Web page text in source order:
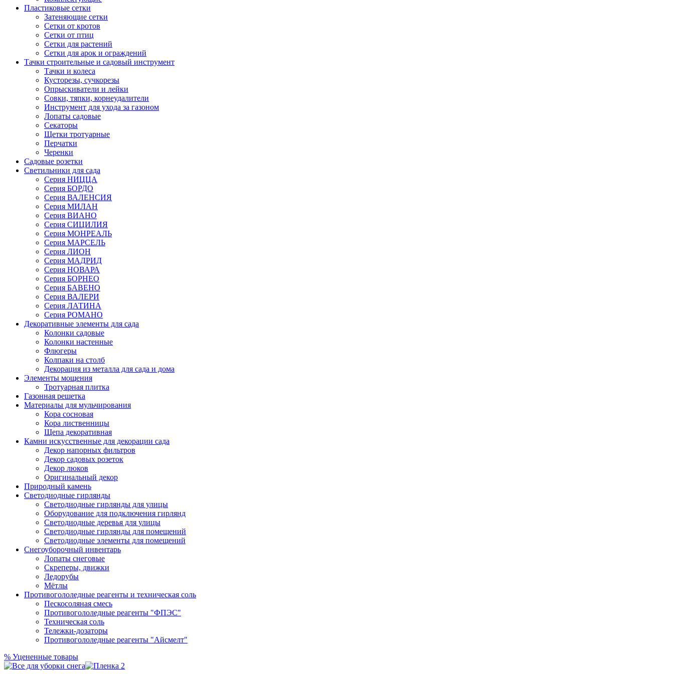
Пластиковые сетки
Затеняющие сетки
Сетки от кротов
Сетки от птиц
Сетки для растений
Сетки для арок и ограждений
Тачки строительные и садовый инструмент
Тачки и колеса
Кусторезы, сучкорезы
Опрыскиватели и лейки
Совки, тяпки, корнеудалители
Инструмент для ухода за газоном
Лопаты садовые
Секаторы
Щетки тротуарные
Перчатки
Черенки
Садовые розетки
Светильники для сада
Серия НИЦЦА
Серия БОРДО
Серия ВАЛЕНСИЯ
Серия МИЛАН
Серия ВИАНО
Серия СИЦИЛИЯ
Серия МОНРЕАЛЬ
Серия МАРСЕЛЬ
Серия ЛИОН
Серия МАДРИД
Серия НОВАРА
Серия БОРНЕО
Серия БАВЕНО
Серия ВАЛЕРИ
Серия ЛАТИНА
Серия РОМАНО
Декоративные элементы для сада
Колонки садовые
Колонки настенные
Флюгеры
Колпаки на столб
Декорация из металла для сада и дома
Элементы мощения
Тротуарная плитка
Газонная решетка
Материалы для мульчирования
Кора сосновая
Кора лиственницы
Щепа декоративная
Камни искусственные для декорации сада
Декор напорных фильтров
Декор садовых розеток
Декор люков
Оригинальный декор
Природный камень
Светодиодные гирлянды
Светодиодные гирлянды для улицы
Оборудование для подключения гирлянд
Светодиодные деревья для улицы
Светодиодные гирлянды для помещений
Светодиодные элементы для помещений
Снегоуборочный инвентарь
Лопаты снеговые
Скреперы, движки
Ледорубы
Мётлы
Противогололедные реагенты и техническая соль
Пескосоляная смесь
Противогололедные реагенты "ФПЭС"
Техническая соль
Тележки-дозаторы
Противогололедные реагенты "Айсмелт"
% Уцененные товары